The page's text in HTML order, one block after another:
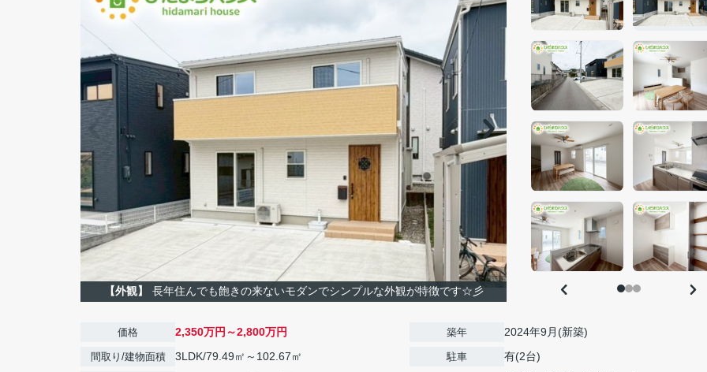
【外観】 長年住んでも飽きの来ないモダンでシンプルな外観が特徴です☆彡
価格 2,350万円～2,800万円
間取り/建物面積 3LDK/79.49㎡～102.67㎡
築年 2024年9月(新築)
駐車 有(2台)